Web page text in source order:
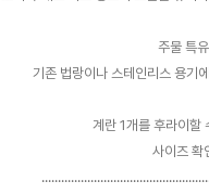
주물 특
기존 법랑이나 스테인리스 용기
계란 1개를 후라이할
사이즈 확